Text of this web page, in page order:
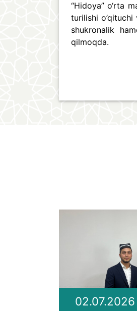
“Hidoya” o‘rta
turilishi
shukronalik
qilmoqda.
02.07.2026